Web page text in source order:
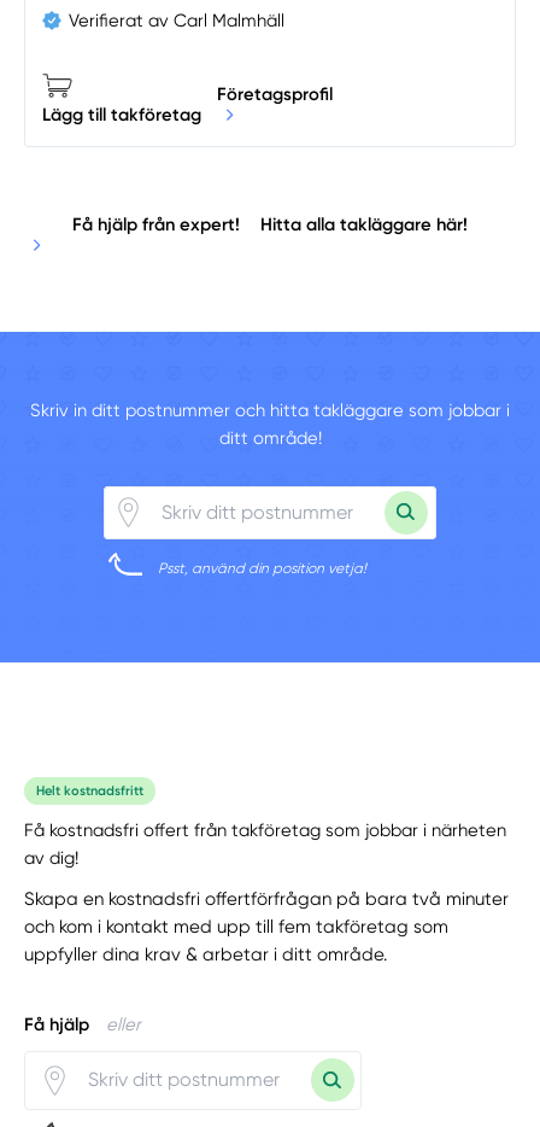
Verifierat av Carl Malmhäll
Lägg till takföretag
Företagsprofil
Få hjälp från expert! Hitta alla takläggare här!
Skriv in ditt postnummer och hitta takläggare som jobbar i
ditt område!
Psst, använd din position vetja!
Helt kostnadsfritt
Få kostnadsfri offert från takföretag som jobbar i närheten
av dig!
Skapa en kostnadsfri offertförfrågan på bara två minuter
och kom i kontakt med upp till fem takföretag som
uppfyller dina krav & arbetar i ditt område.
Få hjälp eller